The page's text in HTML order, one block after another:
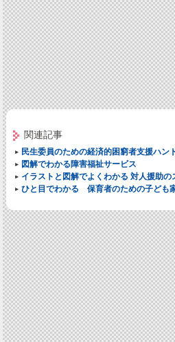
関連記事
民生委員のための経済的困窮者支援ハン
図解でわかる障害福祉サービス
イラストと図解でよくわかる 対人援助の
ひと目でわかる 保育者のための子ども